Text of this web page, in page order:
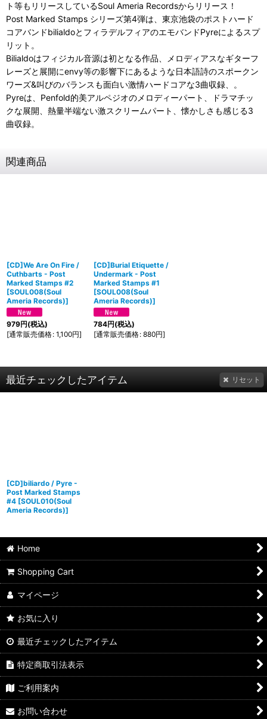
ト等もリリースしているSoul Ameria Recordsからリリース！
Post Marked Stamps シリーズ第4弾は、東京池袋のポストハード
コアバンドbilialdoとフィラデルフィアのエモバンドPyreによるスプ
リット。
Bilialdoはフィジカル音源は初となる作品、メロディアスなギターフ
レーズと展開にenvy等の影響下にあるような日本語詩のスポークン
ワーズ&叫びのバランスも面白い激情ハードコアな3曲収録、。
Pyreは、Penfold的美アルペジオのメロディーパート、ドラマチッ
クな展開、熱量半端ない激スクリームパート、懐かしさも感じる3
曲収録。
関連商品
[CD]We Are On Fire /
Cuthbarts - Post
Marked Stamps #2
[SOUL008(Soul
Ameria Records)]
979円(税込)
[通常販売価格: 1,100円]
[CD]Burial Etiquette /
Undermark - Post
Marked Stamps #1
[SOUL008(Soul
Ameria Records)]
784円(税込)
[通常販売価格: 880円]
最近チェックしたアイテム リセット
[CD]biliardo / Pyre -
Post Marked Stamps
#4 [SOUL010(Soul
Ameria Records)]
Home
Shopping Cart
マイページ
お気に入り
最近チェックしたアイテム
特定商取引法表示
ご利用案内
お問い合わせ